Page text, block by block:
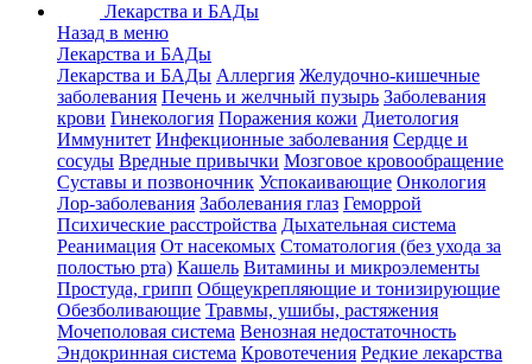
Лекарства и БАДы
Назад в меню
Лекарства и БАДы
Лекарства и БАДы Аллергия Желудочно-кишечные
заболевания Печень и желчный пузырь Заболевания
крови Гинекология Поражения кожи Диетология
Иммунитет Инфекционные заболевания Сердце и
сосуды Вредные привычки Мозговое кровообращение
Суставы и позвоночник Успокаивающие Онкология
Лор-заболевания Заболевания глаз Геморрой
Психические расстройства Дыхательная система
Реанимация От насекомых Стоматология (без ухода за
полостью рта) Кашель Витамины и микроэлементы
Простуда, грипп Общеукрепляющие и тонизирующие
Обезболивающие Травмы, ушибы, растяжения
Мочеполовая система Венозная недостаточность
Эндокринная система Кровотечения Редкие лекарства